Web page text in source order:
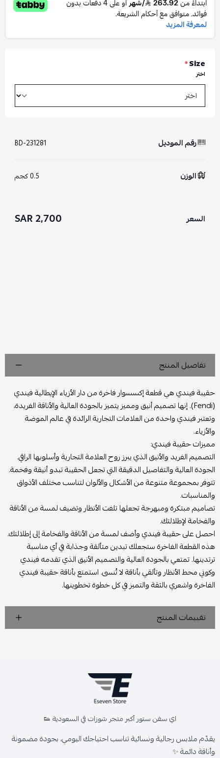
Size
*
اختر
رقم الموديل BD-231281
الوزن 0.5 كجم
السعر 2,700 SAR
تفاصيل المنتج
حقيبة فيندي هي قطعة إكسسوار فاخرة من دار الأزياء الإيطالية فيندي
(Fendi). إنها تصميم أنيق ومميز يتميز بالجودة العالية والأناقة الفريدة،
وتعتبر فيندي واحدة من العلامات التجارية الرائدة في عالم الموضة
والأزياء.
مميزات حقيبة فيندي:
التصميم الفريد والأنيق الذي يبرز روح العلامة التجارية وأسلوبها الراقي.
الجودة العالية والتفاصيل الدقيقة التي تجعل الحقيبة تبدو أنيقة وفخمة.
تتوفر بمجموعة متنوعة من الأشكال والألوان لتناسب مختلف الأذواق
والمناسبات.
تصاميم مبتكرة ومبهرجة تجعلها تلفت الأنظار وتضيف لمسة من الأناقة
والفخامة لإطلالتك.
احصل على حقيبة فيندي وأضف لمسة من الأناقة والفخامة إلى إطلالتك.
هذه القطعة الفاخرة ستجعلك تبدين متألقة وجذابة في أي مناسبة
ترتدينها. تمتعي بالجودة العالية والتصميم الأنيق الذي تقدمه فيندي
وكوني محط الأنظار وتألقي بأناقة لا تُنسى. استمتع بأناقة حقيبة فيندي
الفاخرة واشعري بالثقة والتميز في كل خطوة تخطوينها.
تقييمات المنتج
اي سفن ستور أكبر متجر شوزات في السعودية 👟
يقدّم ملابس رجالية ونسائية تناسب احتياجك اليومي، بجودة مضمونة
وأناقة دائمة ✨